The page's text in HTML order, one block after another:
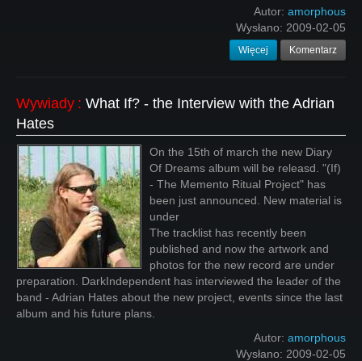
Autor: amorphous
Wysłano: 2009-02-05
Więcej Komentarz
Wywiady : What If? - the Interview with the Adrian
Hates
On the 15th of march the new Diary
Of Dreams album will be releasd. "(If)
- The Memento Ritual Project" has
been just announced. New material is
under
The tracklist has recently been
published and now the artwork and
photos for the new record are under
preparation. DarkIndependent has interviewed the leader of the
band - Adrian Hates about the new project, events since the last
album and his future plans.
Autor: amorphous
Wysłano: 2009-02-05